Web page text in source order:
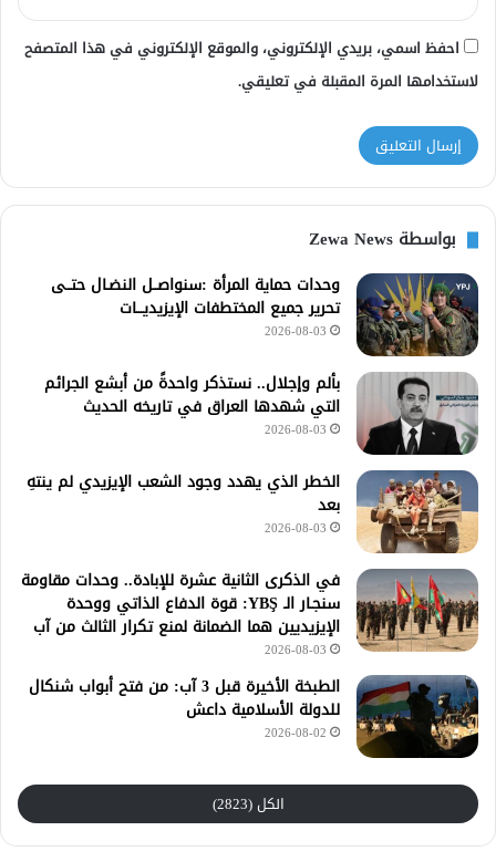
احفظ اسمي، بريدي الإلكتروني، والموقع الإلكتروني في هذا المتصفح
لاستخدامها المرة المقبلة في تعليقي.
بواسطة Zewa News
وحدات حماية المرأة :سنواصــل النضـال حتــى
تحرير جميع المختطفات الإيزيديـــات
2026-08-03
بألم وإجلال.. نستذكر واحدةً من أبشع الجرائم
التي شهدها العراق في تاريخه الحديث
2026-08-03
الخطر الذي يهدد وجود الشعب الإيزيدي لم ينتهِ
بعد
2026-08-03
في الذكرى الثانية عشرة للإبادة.. وحدات مقاومة
سنجـار الـ YBŞ: قوة الدفاع الذاتي ووحدة
الإيزيديين هما الضمانة لمنع تكرار الثالث من آب
2026-08-03
الطبخة الأخيرة قبل 3 آب: من فتح أبواب شنكال
للدولة الأسلامية داعش
2026-08-02
الكل (2823)